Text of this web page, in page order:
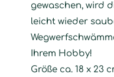
gewaschen, wird
leicht wieder
Ihrem Hobby!
Größe ca. 18 x 23